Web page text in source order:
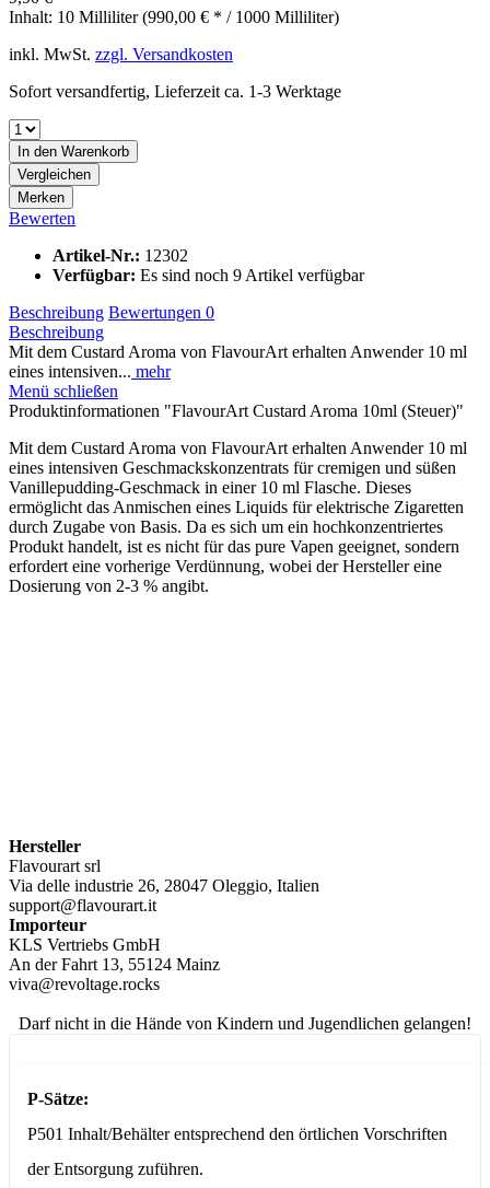
Inhalt: 10 Milliliter (990,00 € * / 1000 Milliliter)
inkl. MwSt. zzgl. Versandkosten
Sofort versandfertig, Lieferzeit ca. 1-3 Werktage
In den Warenkorb
Vergleichen
Merken
Bewerten
Artikel-Nr.: 12302
Verfügbar: Es sind noch 9 Artikel verfügbar
Beschreibung Bewertungen 0
Beschreibung
Mit dem Custard Aroma von FlavourArt erhalten Anwender 10 ml
eines intensiven... mehr
Menü schließen
Produktinformationen "FlavourArt Custard Aroma 10ml (Steuer)"
Mit dem Custard Aroma von FlavourArt erhalten Anwender 10 ml
eines intensiven Geschmackskonzentrats für cremigen und süßen
Vanillepudding-Geschmack in einer 10 ml Flasche. Dieses
ermöglicht das Anmischen eines Liquids für elektrische Zigaretten
durch Zugabe von Basis. Da es sich um ein hochkonzentriertes
Produkt handelt, ist es nicht für das pure Vapen geeignet, sondern
erfordert eine vorherige Verdünnung, wobei der Hersteller eine
Dosierung von 2-3 % angibt.
Hersteller
Flavourart srl
Via delle industrie 26, 28047 Oleggio, Italien
support@flavourart.it
Importeur
KLS Vertriebs GmbH
An der Fahrt 13, 55124 Mainz
viva@revoltage.rocks
Darf nicht in die Hände von Kindern und Jugendlichen gelangen!
P-Sätze:
P501 Inhalt/Behälter entsprechend den örtlichen Vorschriften
der Entsorgung zuführen.